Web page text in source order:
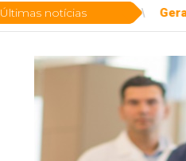
Últimas notícias
Geral Posso tomar a vacina